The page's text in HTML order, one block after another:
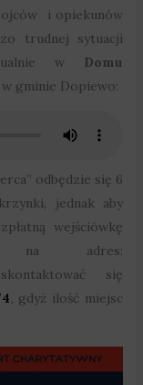
ojców i opiekunów
trudnej sytuacji
w Domu
w gminie Dopiewo:
odbędzie się 6
jednak aby
wejściówkę
na adres:
się
, gdyż ilość miejsc